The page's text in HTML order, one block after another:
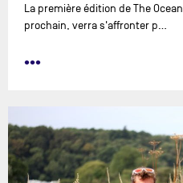
La première édition de The
prochain, verra s'affronter p…
•••